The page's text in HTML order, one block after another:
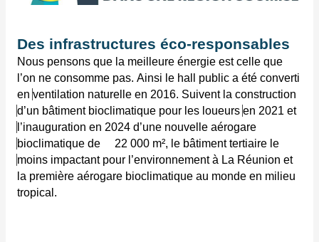
Des infrastructures éco-responsables
Nous pensons que la meilleure énergie est celle que
l’on ne consomme pas. Ainsi le hall public a été converti
en ventilation naturelle en 2016. Suivent la construction
d’un bâtiment bioclimatique pour les loueurs en 2021 et
l’inauguration en 2024 d’une nouvelle aérogare
bioclimatique de     22 000 m², le bâtiment tertiaire le
moins impactant pour l’environnement à La Réunion et
la première aérogare bioclimatique au monde en milieu
tropical.